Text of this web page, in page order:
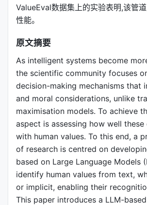
ValueEval数据集上的实验表明,该管
性能。
原文摘要
As intelligent systems become
the scientific community focuses
decision-making mechanisms that
and moral considerations, unlike
maximisation models. To achieve
aspect is assessing how well
with human values. To this end, a
of research is centred on
based on Large Language Models
identify human values from text,
or implicit, enabling their
This paper introduces a LLM-